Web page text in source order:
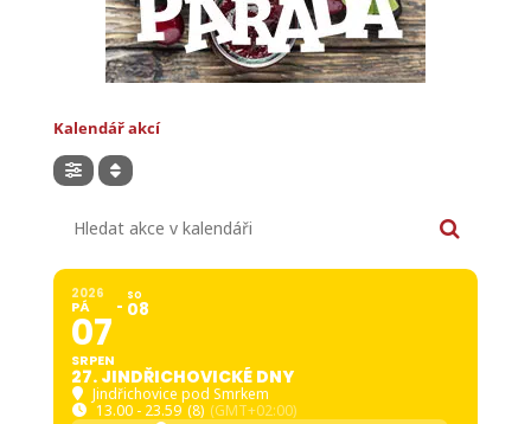
Kalendář akcí
2026
PÁ
07
SRPEN
SO
08
27. JINDŘICHOVICKÉ DNY
Jindřichovice pod Smrkem
13.00 - 23.59 (8) (GMT+02:00)